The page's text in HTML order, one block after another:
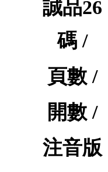
誠品26
碼 /
頁數 /
開數 /
注音版